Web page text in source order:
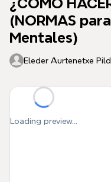
¿CÓMO
(NORMAS
Mentales)
Eleder Aurtenetxe
Loading preview...